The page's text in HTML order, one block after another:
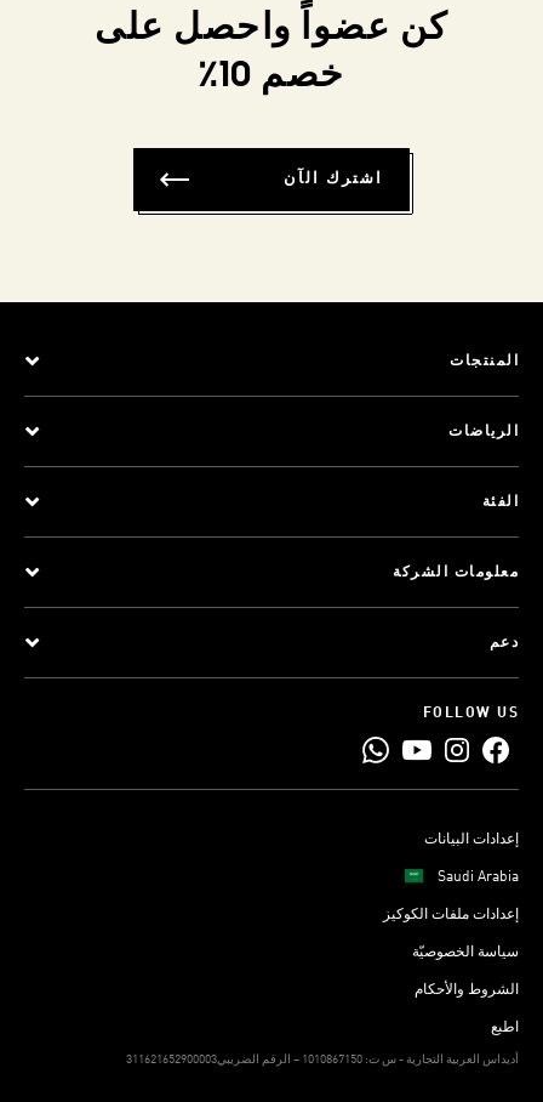
كن عضواً واحصل على
خصم 10٪
اشترك الآن
المنتجات
الرياضات
الفئة
معلومات الشركة
دعم
FOLLOW US
إعدادات البيانات
Saudi Arabia
إعدادات ملفات الكوكيز
سياسة الخصوصيّة
الشروط والأحكام
اطبع
311621652900003أديداس العربية التجارية - س ت: 1010867150 – الرقم الضريبي